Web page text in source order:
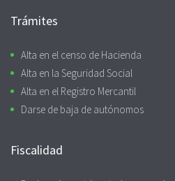
Trámites
Alta en el censo de Hacienda
Alta en la Seguridad Social
Alta en el Registro Mercantil
Darse de baja de autónomos
Fiscalidad